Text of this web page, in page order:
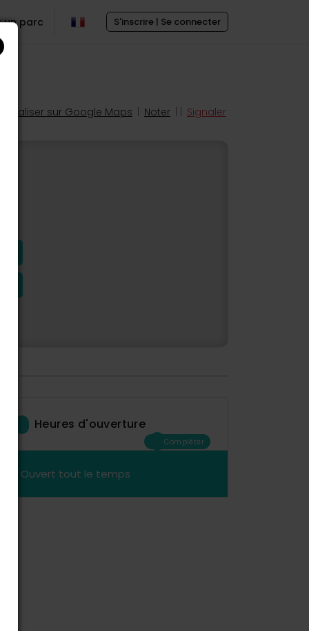
S'inscrire | Se connecter
un parc
Localiser sur Google Maps Noter Signaler
Heures d'ouverture
Compléter
Ouvert tout le temps